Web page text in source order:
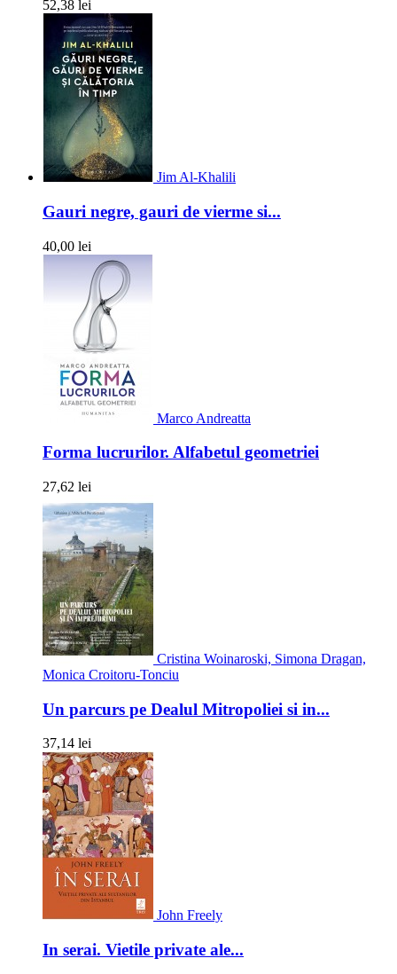
52,38 lei
Jim Al-Khalili
Gauri negre, gauri de vierme si...
40,00 lei
Marco Andreatta
Forma lucrurilor. Alfabetul geometriei
27,62 lei
Cristina Woinaroski, Simona Dragan,
Monica Croitoru-Tonciu
Un parcurs pe Dealul Mitropoliei si in...
37,14 lei
John Freely
In serai. Vietile private ale...